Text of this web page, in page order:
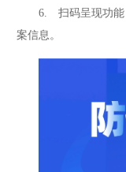
6. 扫码呈现功能
案信息。